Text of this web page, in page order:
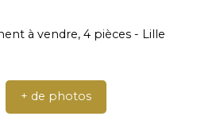
+ de photos